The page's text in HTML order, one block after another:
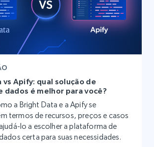
vs Apify: qual solução de
dados é melhor para você?
a Bright Data e a Apify se
termos de recursos, preços e casos
lo a escolher a plataforma de
certa para suas necessidades.